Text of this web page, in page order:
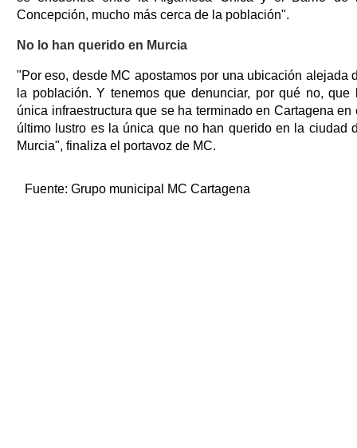
Concepción, mucho más cerca de la población".
No lo han querido en Murcia
"Por eso, desde MC apostamos por una ubicación alejada
la población. Y tenemos que denunciar, por qué no, que
única infraestructura que se ha terminado en Cartagena en
último lustro es la única que no han querido en la ciudad
Murcia", finaliza el portavoz de MC.
Fuente: Grupo municipal MC Cartagena